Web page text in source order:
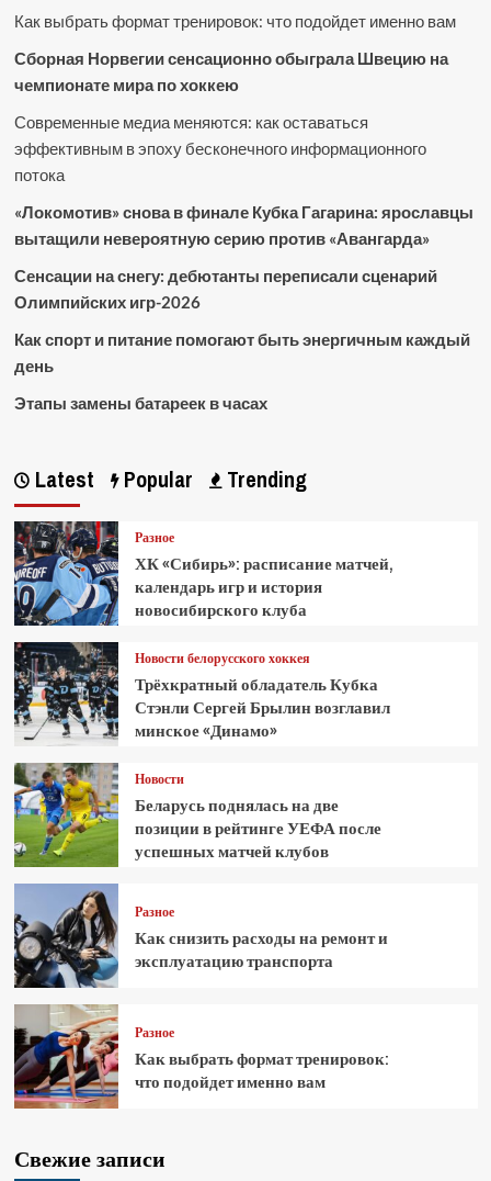
Как выбрать формат тренировок: что подойдет именно вам
Сборная Норвегии сенсационно обыграла Швецию на
чемпионате мира по хоккею
Современные медиа меняются: как оставаться
эффективным в эпоху бесконечного информационного
потока
«Локомотив» снова в финале Кубка Гагарина: ярославцы
вытащили невероятную серию против «Авангарда»
Сенсации на снегу: дебютанты переписали сценарий
Олимпийских игр-2026
Как спорт и питание помогают быть энергичным каждый
день
Этапы замены батареек в часах
Latest Popular Trending
Разное
ХК «Сибирь»: расписание матчей,
календарь игр и история
новосибирского клуба
Новости белорусского хоккея
Трёхкратный обладатель Кубка
Стэнли Сергей Брылин возглавил
минское «Динамо»
Новости
Беларусь поднялась на две
позиции в рейтинге УЕФА после
успешных матчей клубов
Разное
Как снизить расходы на ремонт и
эксплуатацию транспорта
Разное
Как выбрать формат тренировок:
что подойдет именно вам
Свежие записи